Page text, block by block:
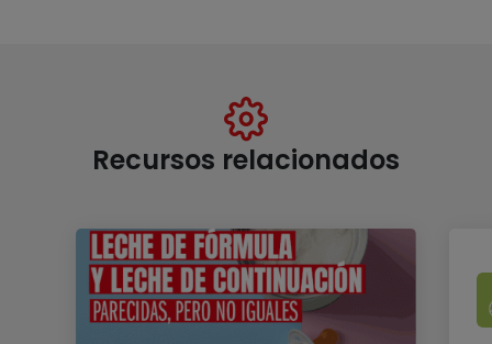
Recursos relacionados